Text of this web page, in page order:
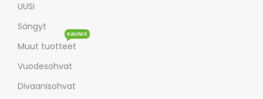
UUSI
Sängyt
Muut tuotteet
KAUNIS
Vuodesohvat
Divaanisohvat